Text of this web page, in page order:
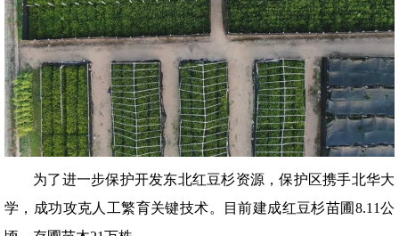
为了进一步保护开发东北红豆杉资源，保护区携手北华大
学，成功攻克人工繁育关键技术。目前建成红豆杉苗圃8.11公